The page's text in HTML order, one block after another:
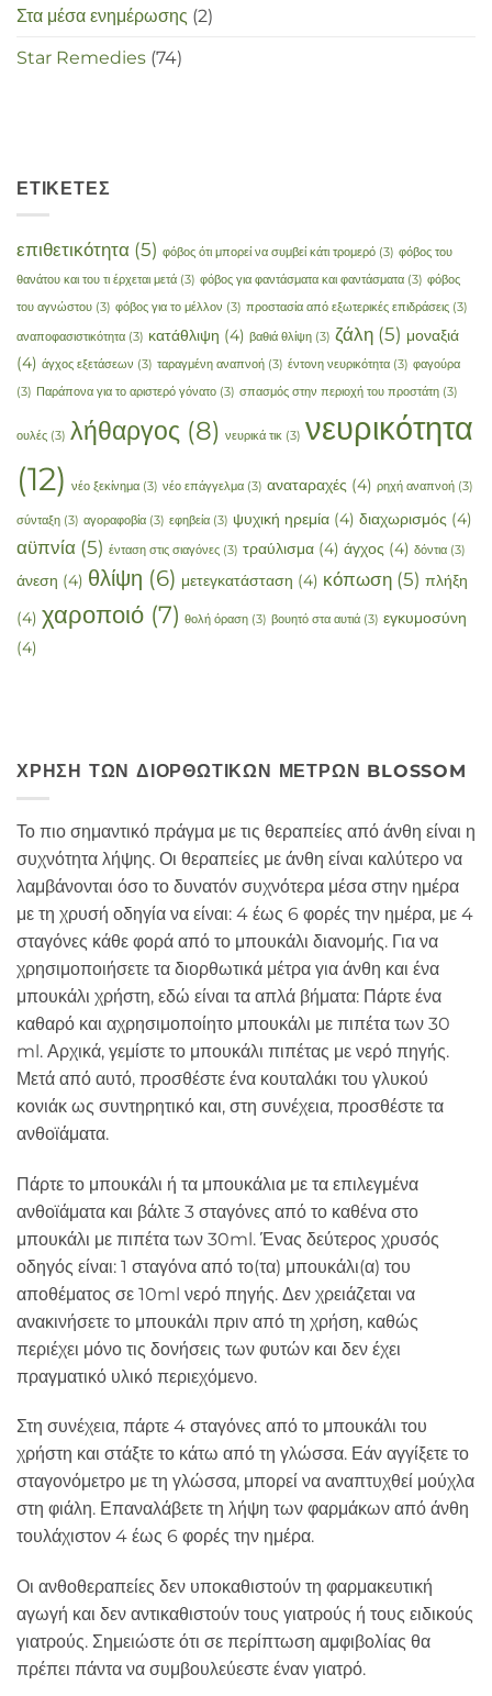
Στα μέσα ενημέρωσης (2)
Star Remedies (74)
ΕΤΙΚΈΤΕΣ
επιθετικότητα (5) φόβος ότι μπορεί να συμβεί κάτι τρομερό (3) φόβος του
θανάτου και του τι έρχεται μετά (3) φόβος για φαντάσματα και φαντάσματα (3) φόβος
του αγνώστου (3) φόβος για το μέλλον (3) προστασία από εξωτερικές επιδράσεις (3)
αναποφασιστικότητα (3) κατάθλιψη (4) βαθιά θλίψη (3) ζάλη (5) μοναξιά
(4) άγχος εξετάσεων (3) ταραγμένη αναπνοή (3) έντονη νευρικότητα (3) φαγούρα
(3) Παράπονα για το αριστερό γόνατο (3) σπασμός στην περιοχή του προστάτη (3)
ουλές (3) λήθαργος (8) νευρικά τικ (3) νευρικότητα
(12) νέο ξεκίνημα (3) νέο επάγγελμα (3) αναταραχές (4) ρηχή αναπνοή (3)
σύνταξη (3) αγοραφοβία (3) εφηβεία (3) ψυχική ηρεμία (4) διαχωρισμός (4)
αϋπνία (5) ένταση στις σιαγόνες (3) τραύλισμα (4) άγχος (4) δόντια (3)
άνεση (4) θλίψη (6) μετεγκατάσταση (4) κόπωση (5) πλήξη
(4) χαροποιό (7) θολή όραση (3) βουητό στα αυτιά (3) εγκυμοσύνη
(4)
ΧΡΉΣΗ ΤΩΝ ΔΙΟΡΘΩΤΙΚΏΝ ΜΈΤΡΩΝ BLOSSOM
Το πιο σημαντικό πράγμα με τις θεραπείες από άνθη είναι η
συχνότητα λήψης. Οι θεραπείες με άνθη είναι καλύτερο να
λαμβάνονται όσο το δυνατόν συχνότερα μέσα στην ημέρα
με τη χρυσή οδηγία να είναι: 4 έως 6 φορές την ημέρα, με 4
σταγόνες κάθε φορά από το μπουκάλι διανομής. Για να
χρησιμοποιήσετε τα διορθωτικά μέτρα για άνθη και ένα
μπουκάλι χρήστη, εδώ είναι τα απλά βήματα: Πάρτε ένα
καθαρό και αχρησιμοποίητο μπουκάλι με πιπέτα των 30
ml. Αρχικά, γεμίστε το μπουκάλι πιπέτας με νερό πηγής.
Μετά από αυτό, προσθέστε ένα κουταλάκι του γλυκού
κονιάκ ως συντηρητικό και, στη συνέχεια, προσθέστε τα
ανθοϊάματα.
Πάρτε το μπουκάλι ή τα μπουκάλια με τα επιλεγμένα
ανθοϊάματα και βάλτε 3 σταγόνες από το καθένα στο
μπουκάλι με πιπέτα των 30ml. Ένας δεύτερος χρυσός
οδηγός είναι: 1 σταγόνα από το(τα) μπουκάλι(α) του
αποθέματος σε 10ml νερό πηγής. Δεν χρειάζεται να
ανακινήσετε το μπουκάλι πριν από τη χρήση, καθώς
περιέχει μόνο τις δονήσεις των φυτών και δεν έχει
πραγματικό υλικό περιεχόμενο.
Στη συνέχεια, πάρτε 4 σταγόνες από το μπουκάλι του
χρήστη και στάξτε το κάτω από τη γλώσσα. Εάν αγγίξετε το
σταγονόμετρο με τη γλώσσα, μπορεί να αναπτυχθεί μούχλα
στη φιάλη. Επαναλάβετε τη λήψη των φαρμάκων από άνθη
τουλάχιστον 4 έως 6 φορές την ημέρα.
Οι ανθοθεραπείες δεν υποκαθιστούν τη φαρμακευτική
αγωγή και δεν αντικαθιστούν τους γιατρούς ή τους ειδικούς
γιατρούς. Σημειώστε ότι σε περίπτωση αμφιβολίας θα
πρέπει πάντα να συμβουλεύεστε έναν γιατρό.